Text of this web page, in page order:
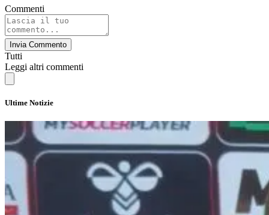
Commenti
Invia Commento
Tutti
Leggi altri commenti
Ultime Notizie